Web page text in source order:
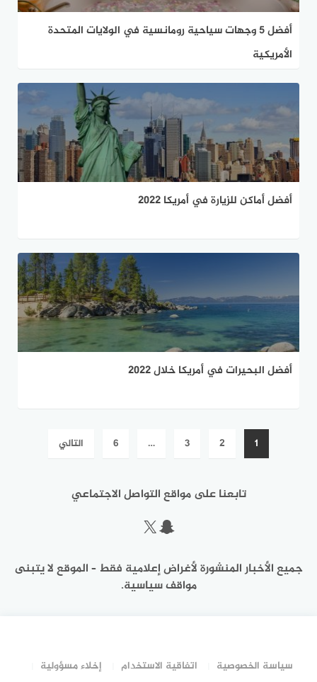
أفضل 5 وجهات سياحية رومانسية في الولايات المتحدة
الأمريكية
أفضل أماكن للزيارة في أمريكا 2022
أفضل البحيرات في أمريكا خلال 2022
صفحات
1
2
3
…
6 التالي
تابعنا على مواقع التواصل الاجتماعي
سناب شات
إكس
جميع الأخبار المنشورة لأغراض إعلامية فقط – الموقع لا يتبنى
مواقف سياسية.
سياسة الخصوصية اتفاقية الاستخدام
إخلاء مسؤولية